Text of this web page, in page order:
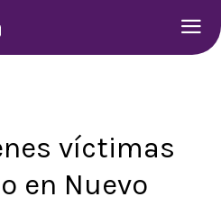
víctimas
en Nuevo